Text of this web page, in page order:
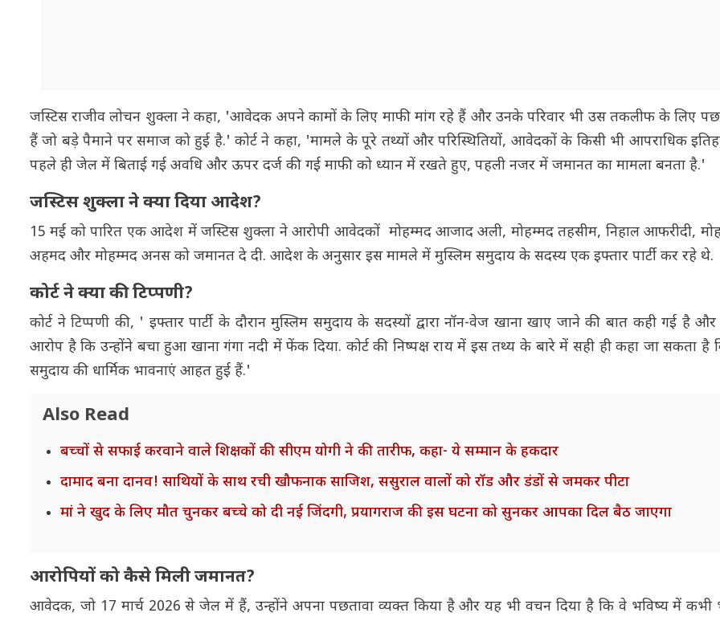
जस्टिस राजीव लोचन शुक्ला ने कहा, 'आवेदक अपने कामों के लिए माफी मांग रहे हैं और उनके परिवार भी उस तकलीफ के लिए
हैं जो बड़े पैमाने पर समाज को हुई है.' कोर्ट ने कहा, 'मामले के पूरे तथ्यों और परिस्थितियों, आवेदकों के किसी भी आपराधिक
पहले ही जेल में बिताई गई अवधि और ऊपर दर्ज की गई माफी को ध्यान में रखते हुए, पहली नजर में जमानत का मामला बनता है.'
जस्टिस शुक्ला ने क्या दिया आदेश?
15 मई को पारित एक आदेश में जस्टिस शुक्ला ने आरोपी आवेदकों मोहम्मद आजाद अली, मोहम्मद तहसीम, निहाल आफरीदी,
अहमद और मोहम्मद अनस को जमानत दे दी. आदेश के अनुसार इस मामले में मुस्लिम समुदाय के सदस्य एक इफ्तार पार्टी कर रहे थे.
कोर्ट ने क्या की टिप्पणी?
कोर्ट ने टिप्पणी की, ' इफ्तार पार्टी के दौरान मुस्लिम समुदाय के सदस्यों द्वारा नॉन-वेज खाना खाए जाने की बात कही गई है
आरोप है कि उन्होंने बचा हुआ खाना गंगा नदी में फेंक दिया. कोर्ट की निष्पक्ष राय में इस तथ्य के बारे में सही ही कहा जा सकता है
समुदाय की धार्मिक भावनाएं आहत हुई हैं.'
Also Read
बच्चों से सफाई करवाने वाले शिक्षकों की सीएम योगी ने की तारीफ, कहा- ये सम्मान के हकदार
दामाद बना दानव! साथियों के साथ रची खौफनाक साजिश, ससुराल वालों को रॉड और डंडों से जमकर पीटा
मां ने खुद के लिए मौत चुनकर बच्चे को दी नई जिंदगी, प्रयागराज की इस घटना को सुनकर आपका दिल बैठ जाएगा
आरोपियों को कैसे मिली जमानत?
आवेदक, जो 17 मार्च 2026 से जेल में हैं, उन्होंने अपना पछतावा व्यक्त किया है और यह भी वचन दिया है कि वे भविष्य में कभी